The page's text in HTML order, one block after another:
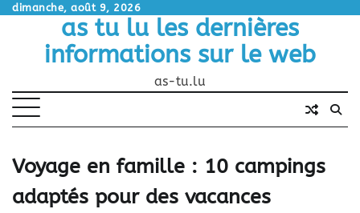
Skipdimanche, août 9, 2026
as tu lu les dernières
informations sur le web
as-tu.lu
Voyage en famille : 10 campings
adaptés pour des vacances